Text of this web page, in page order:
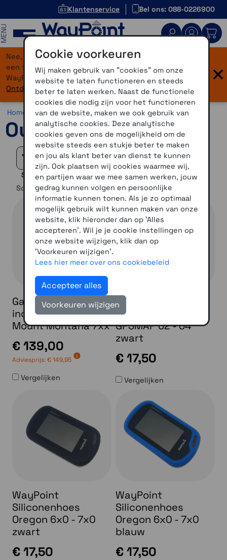
Klantenservice Bel ons: 088-0226900
Nee, je bent niet verdwaald! Onze website heeft
een flinke upgrade gekregen. Dezelfde vertrouwde
WayPoint-service, maar dan in een modern jasje.
Ontdek hier wat er allemaal nieuw is.
×
Home >Overig >Accessoires > Outdoor accessoires
Outdoor accessoires
Filteren
Selectie verfijnen
Sorteer op
Garmin motorsteun
incl. kabel en RAM-
Mount Montana 7xx
€ 139,00
Adviesprijs:€ 149,95
Vergelijken
WayPoint
Siliconenhoes
GPSMAP 62 - 64
zwart
€ 17,50
Vergelijken
WayPoint
Siliconenhoes
Oregon 6x0 - 7x0
zwart
€ 17,50
WayPoint
Siliconenhoes
Oregon 6x0 - 7x0
blauw
€ 17,50
Cookie voorkeuren
Wij maken gebruik van "cookies" om onze
website te laten functioneren en steeds
beter te laten werken. Naast de functionele
cookies die nodig zijn voor het functioneren
van de website, maken we ook gebruik van
analytische cookies. Deze analytische
cookies geven ons de mogelijkheid om de
website steeds een stukje beter te maken
en jou als klant beter van dienst te kunnen
zijn. Ook plaatsen wij cookies waarmee wij,
en partijen waar we mee samen werken, jouw
gedrag kunnen volgen en persoonlijke
informatie kunnen tonen. Als je zo optimaal
mogelijk gebruik wilt kunnen maken van onze
website, klik hieronder dan op 'Alles
accepteren'. Wil je je cookie instellingen op
onze website wijzigen, klik dan op
'Voorkeuren wijzigen'.
Lees hier meer over ons cookiebeleid
Accepteer alles
Voorkeuren wijzigen